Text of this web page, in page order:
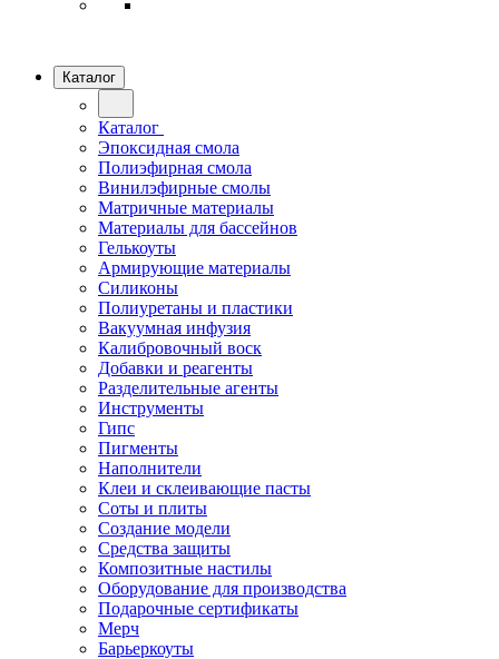
Каталог
Каталог
Эпоксидная смола
Полиэфирная смола
Винилэфирные смолы
Матричные материалы
Материалы для бассейнов
Гелькоуты
Армирующие материалы
Силиконы
Полиуретаны и пластики
Вакуумная инфузия
Калибровочный воск
Добавки и реагенты
Разделительные агенты
Инструменты
Гипс
Пигменты
Наполнители
Клеи и склеивающие пасты
Соты и плиты
Создание модели
Средства защиты
Композитные настилы
Оборудование для производства
Подарочные сертификаты
Мерч
Барьеркоуты